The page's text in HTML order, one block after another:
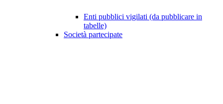
Enti pubblici vigilati (da pubblicare in
tabelle)
Società partecipate